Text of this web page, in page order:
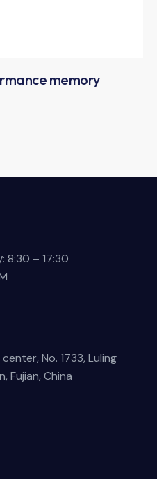
memory
8:30 – 17:30
No. 1733, Luling
Fujian, China